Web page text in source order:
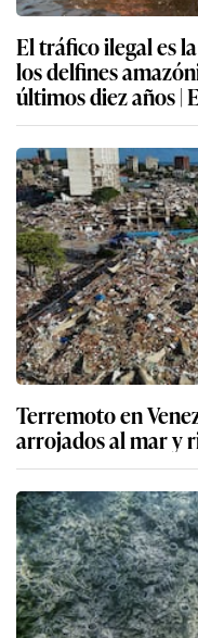
El tráfico ilegal es
los delfines
últimos diez años |
Terremoto en
arrojados al mar y